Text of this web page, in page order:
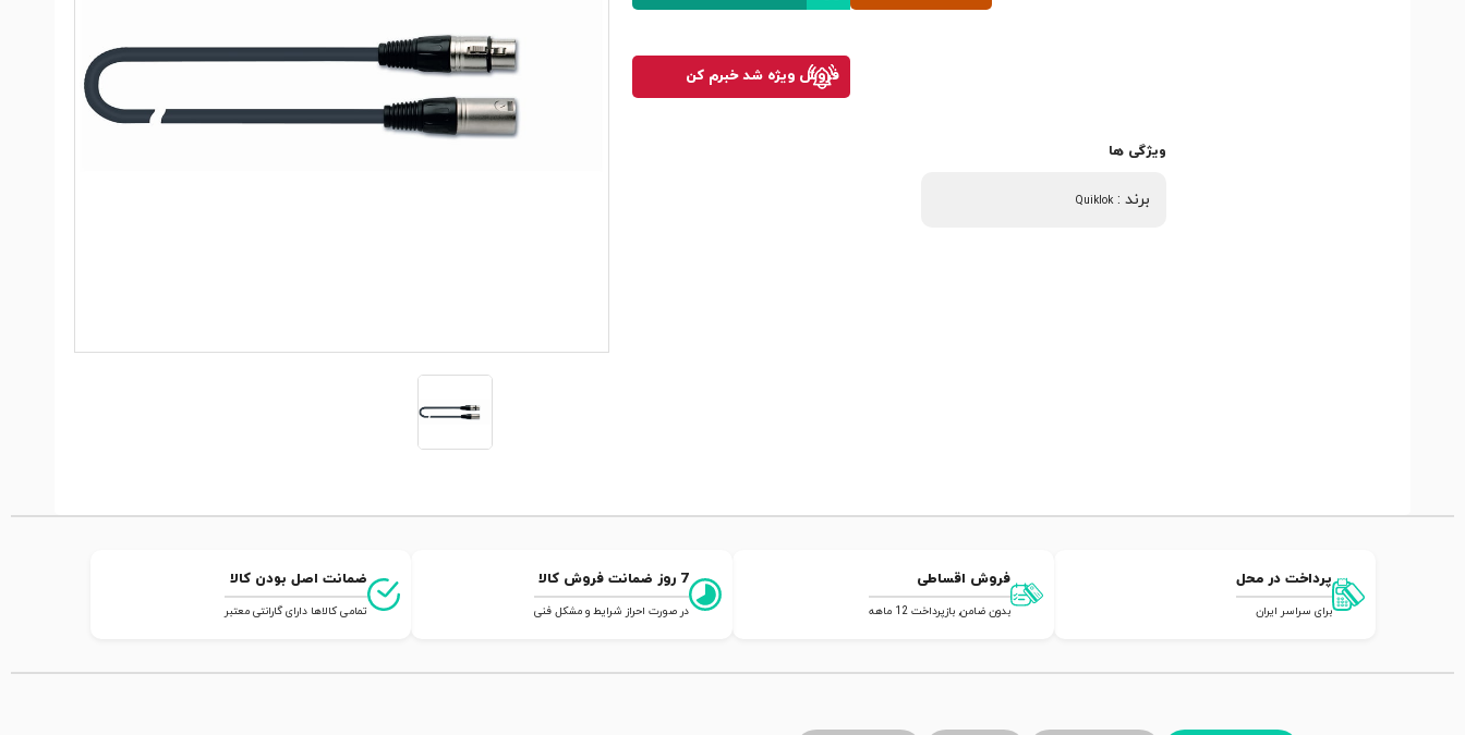
فروش ویژه شد خبرم کن
ویژگی ها
برند:
Quiklok
پرداخت در محل
برای سراسر ایران
فروش اقساطی
بدون ضامن, بازپرداخت 12 ماهه
7 روز ضمانت فروش کالا
در صورت احراز شرایط و مشکل فنی
ضمانت اصل بودن کالا
تمامی کالاها دارای گارانتی معتبر